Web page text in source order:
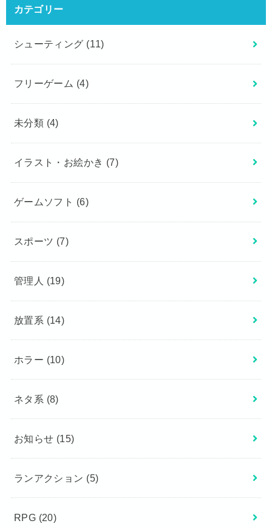
カテゴリー
シューティング (11)
フリーゲーム (4)
未分類 (4)
イラスト・お絵かき (7)
ゲームソフト (6)
スポーツ (7)
管理人 (19)
放置系 (14)
ホラー (10)
ネタ系 (8)
お知らせ (15)
ランアクション (5)
RPG (20)